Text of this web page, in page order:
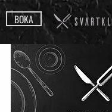
BOKA